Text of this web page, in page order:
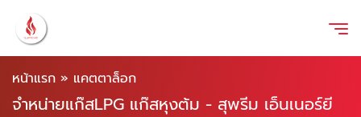
หน้าแรก » แคตตาล็อก
จำหน่ายแก๊สLPG แก๊สหุงต้ม - สุพรีม เอ็นเนอร์ยี